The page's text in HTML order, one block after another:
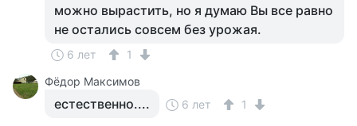
можно вырастить, но я думаю Вы все равно
не остались совсем без урожая.
6 лет
1
Фёдор Максимов
естественно.... 6 лет 1